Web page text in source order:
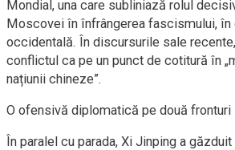
Mondial, una care subliniază rolul
Moscovei în înfrângerea fascismului, în
occidentală. În discursurile sale
conflictul ca pe un punct de cotitură în
națiunii chineze”.
O ofensivă diplomatică pe două fronturi
În paralel cu parada, Xi Jinping a